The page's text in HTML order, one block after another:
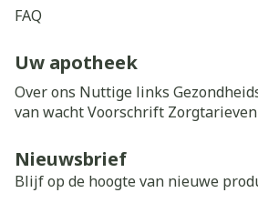
FAQ
Uw apotheek
Over ons Nuttige links
van wachtVoorschrift Zorgtarieven
Nieuwsbrief
Blijf op de hoogte van nieuwe